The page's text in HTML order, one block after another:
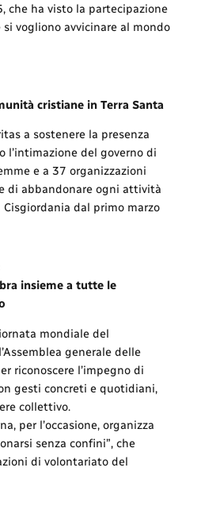
che ha visto la partecipazione
vogliono avvicinare al mondo
cristiane in Terra Santa
a sostenere la presenza
l’intimazione del governo di
e a 37 organizzazioni
di abbandonare ogni attività
dal primo marzo
insieme a tutte le
mondiale del
generale delle
riconoscere l’impegno di
gesti concreti e quotidiani,
collettivo.
per l’occasione, organizza
senza confini”, che
di volontariato del